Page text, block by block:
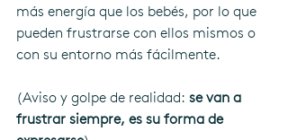
más energía que los bebés, por lo que
pueden frustrarse con ellos mismos o
con su entorno más fácilmente.
(Aviso y golpe de realidad: se van a
frustrar siempre, es su forma de